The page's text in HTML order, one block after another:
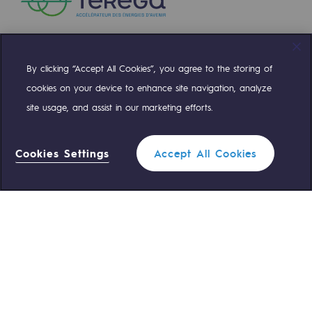
Compte TwitterCompte Facebook
Compte LinkedinCompte Youtube
Standard Teréga 0 559 133 400
By clicking “Accept All Cookies”, you agree to the storing of
cookies on your device to enhance site navigation, analyze
site usage, and assist in our marketing efforts.
Cookies Settings Accept All Cookies